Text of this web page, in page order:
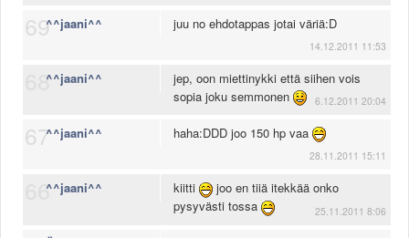
69^^jaani^^ juu no ehdotappas jotai väriä:D
14.12.2011 11:53
68^^jaani^^
jep, oon miettinykki että siihen vois
sopia joku semmonen
6.12.2011 20:04
67^^jaani^^ haha:DDD joo 150 hp vaa
28.11.2011 15:11
66^^jaani^^ kiitti
joo en tiiä itekkää onko
pysyvästi tossa
25.11.2011 8:06